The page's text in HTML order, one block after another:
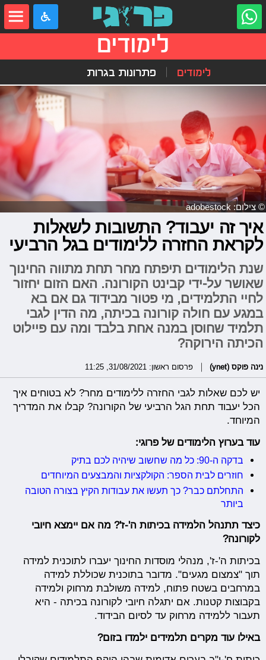
לימודים
לימודים פתרונות בגרות
© צילום: adobestock
איך זה יעבוד? התשובות לשאלות
לקראת החזרה ללימודים בגל הרביעי
שנת הלימודים תיפתח מחר תחת מתווה החינוך
שאושר על-ידי קבינט הקורונה. האם הזום יחזור
לחיי התלמידים, מי פטור מבידוד גם אם בא
במגע עם חולה קורונה בכיתה, מה הדין לגבי
תלמיד שחוסן במנה אחת בלבד ומה עם פיילוט
הכיתה הירוקה?
נינה פוקס (ynet) פרסום ראשון: 31/08/2021, 11:25
יש לכם שאלות לגבי החזרה ללימודים מחר? לא בטוחים איך
הכל יעבוד תחת הגל הרביעי של הקורונה? קבלו את המדריך
המיוחד.
עוד בערוץ הלימודים של פרוגי:
בדקה ה-90: כל מה שחשוב שיהיה לכם בתיק
חוזרים לבית הספר: הקולקציות והמבצעים המיוחדים
התחלתם כבר? כך תעשו את עבודות הקיץ בצורה הטובה
ביותר
כיצד תתנהל הלמידה בכיתות ה'-ז'? מה אם יימצא חיובי
לקורונה?
בכיתות ה'-ז', מנהלי מוסדות החינוך יעברו לתוכנית למידה
תוך "צמצום מגעים". מדובר בתוכנית שכוללת למידה
במרחבים בשטח פתוח, למידה משולבת מרחוק ולמידה
בקבוצות קטנות. אם יתגלה חיובי לקורונה בכיתה - היא
תעבור ללמידה מרחוק עד לסיום הבידוד.
באילו עוד מקרים תלמידים ילמדו בזום?